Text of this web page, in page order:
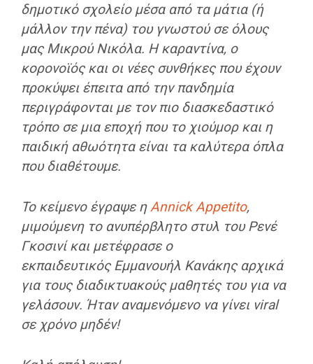
δημοτικό σχολείο μέσα από τα μάτια (ή
μάλλον την πένα) του γνωστού σε όλους
μας Μικρού Νικόλα. Η καραντίνα, ο
κορονοϊός και οι νέες συνθήκες που έχουν
προκύψει έπειτα από την πανδημία
περιγράφονται με τον πιο διασκεδαστικό
τρόπο σε μια εποχή που το χιούμορ και η
παιδική αθωότητα είναι τα καλύτερα όπλα
που διαθέτουμε.
Το κείμενο έγραψε ηAnnick Appetito,
μιμούμενη το ανυπέρβλητο στυλ του Ρενέ
Γκοσινί και μετέφρασε ο
εκπαιδευτικός Εμμανουήλ Κανάκης αρχικά
για τους διαδικτυακούς μαθητές του για να
γελάσουν. Ήταν αναμενόμενο να γίνει viral
σε χρόνο μηδέν!